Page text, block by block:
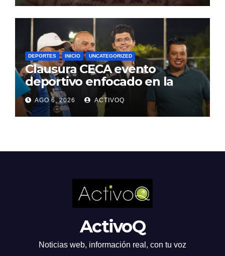
DEPORTES INICIO UNCATEGORIZED
Clausura CECA evento
deportivo enfocado en la
prevención y tratamiento de
adicciones
AGO 6, 2026 ACTIVOQ
ActivoQ
Noticias web, información real, con tu voz